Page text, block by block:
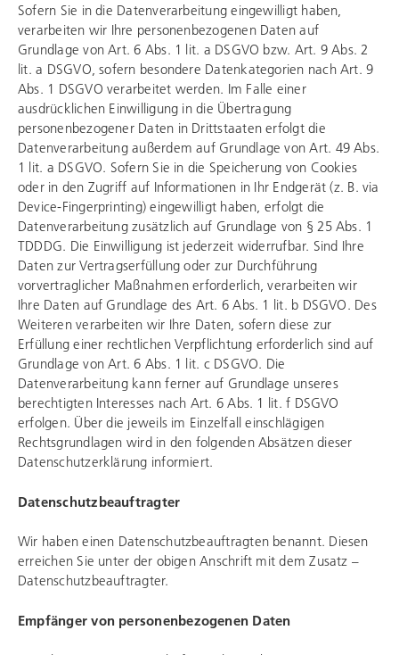
Sofern Sie in die Datenverarbeitung eingewilligt haben,
verarbeiten wir Ihre personenbezogenen Daten auf
Grundlage von Art. 6 Abs. 1 lit. a DSGVO bzw. Art. 9 Abs. 2
lit. a DSGVO, sofern besondere Datenkategorien nach Art. 9
Abs. 1 DSGVO verarbeitet werden. Im Falle einer
ausdrücklichen Einwilligung in die Übertragung
personenbezogener Daten in Drittstaaten erfolgt die
Datenverarbeitung außerdem auf Grundlage von Art. 49 Abs.
1 lit. a DSGVO. Sofern Sie in die Speicherung von Cookies
oder in den Zugriff auf Informationen in Ihr Endgerät (z. B. via
Device-Fingerprinting) eingewilligt haben, erfolgt die
Datenverarbeitung zusätzlich auf Grundlage von § 25 Abs. 1
TDDDG. Die Einwilligung ist jederzeit widerrufbar. Sind Ihre
Daten zur Vertragserfüllung oder zur Durchführung
vorvertraglicher Maßnahmen erforderlich, verarbeiten wir
Ihre Daten auf Grundlage des Art. 6 Abs. 1 lit. b DSGVO. Des
Weiteren verarbeiten wir Ihre Daten, sofern diese zur
Erfüllung einer rechtlichen Verpflichtung erforderlich sind auf
Grundlage von Art. 6 Abs. 1 lit. c DSGVO. Die
Datenverarbeitung kann ferner auf Grundlage unseres
berechtigten Interesses nach Art. 6 Abs. 1 lit. f DSGVO
erfolgen. Über die jeweils im Einzelfall einschlägigen
Rechtsgrundlagen wird in den folgenden Absätzen dieser
Datenschutzerklärung informiert.
Datenschutzbeauftragter
Wir haben einen Datenschutzbeauftragten benannt. Diesen
erreichen Sie unter der obigen Anschrift mit dem Zusatz –
Datenschutzbeauftragter.
Empfänger von personenbezogenen Daten